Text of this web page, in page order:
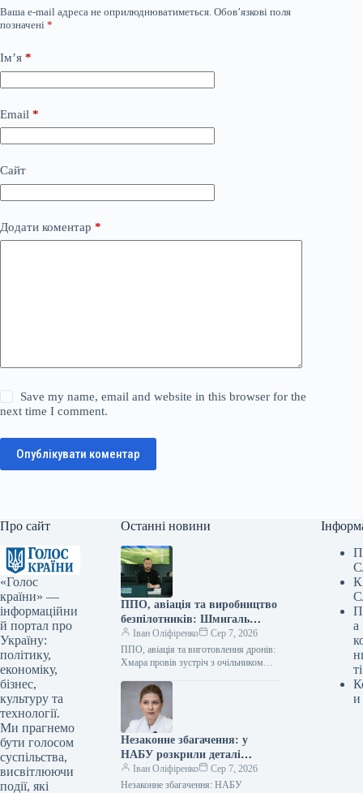
Ваша e-mail адреса не оприлюднюватиметься. Обов’язкові поля
позначені *
Ім’я *
Email *
Сайт
Додати коментар *
Save my name, email and website in this browser for the
next time I comment.
Опублікувати коментар
Про сайт
«Голос
країни» —
інформаційни
й портал про
Україну:
політику,
економіку,
бізнес,
культуру та
технології.
Ми прагнемо
бути голосом
суспільства,
висвітлюючи
події, які
Останні новини
ППО, авіація та виробництво
безпілотників: Шмигаль
провів зустріч із британським
міністром оборони
Іван Оліфіренко
Сер 7, 2026
ППО, авіація та виготовлення дронів:
Хмара провів зустріч з очільником
06.08.2026 11:19 Укрінформ
Виконувач обов’язків міністра
оборони…
Незаконне збагачення: у
НАБУ розкрили деталі
справи, де фігурує
Стефанішина
Іван Оліфіренко
Сер 7, 2026
Незаконне збагачення: НАБУ
а
ті
и